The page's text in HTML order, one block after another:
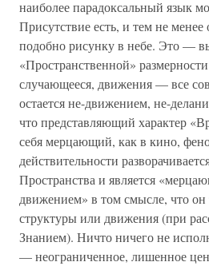
наиболее парадоксальный язык
Присутствие есть, и тем не
подобно рисунку в небе. Это —
«Пространственной»
случающееся, движения — все
остается не-движением, не-
что представляющий характер
себя мерцающий, как в кино,
действительности
Пространства и является
движением» в том смысле, что
структуры или движения (при
Знанием). Ничто ничего не
— неограниченное, лишенное